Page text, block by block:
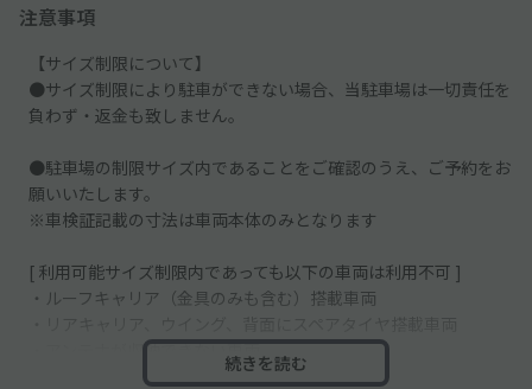
注意事項
【サイズ制限について】
●サイズ制限により駐車ができない場合、当駐車場は一切責任を
負わず・返金も致しません。
●駐車場の制限サイズ内であることをご確認のうえ、ご予約をお
願いいたします。
※車検証記載の寸法は車両本体のみとなります
[ 利用可能サイズ制限内であっても以下の車両は利用不可 ]
・ルーフキャリア（金具のみも含む）搭載車両
・アンテナが収納できない車両
・サイドミラーが折りたためない車両
続きを読む